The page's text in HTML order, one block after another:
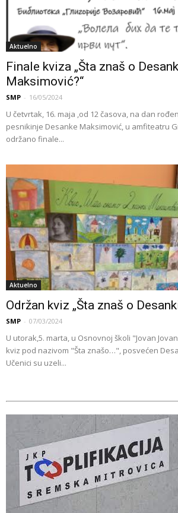
Aktuelno
Finale kviza „Šta znaš o
Maksimović?“
SMP - 16/05/2024
U četvrtak, 16. maja ,od 12 časova, na dan
pesnikinje Desanke Maksimović, u amfiteatru
održano finale...
Aktuelno
Održan kviz „Šta znaš o
SMP - 07/03/2024
U utorak,5. marta, u Osnovnoj školi "Jovan
kviz pod nazivom "Šta znašo…", posvećen
Učenici su uzeli...